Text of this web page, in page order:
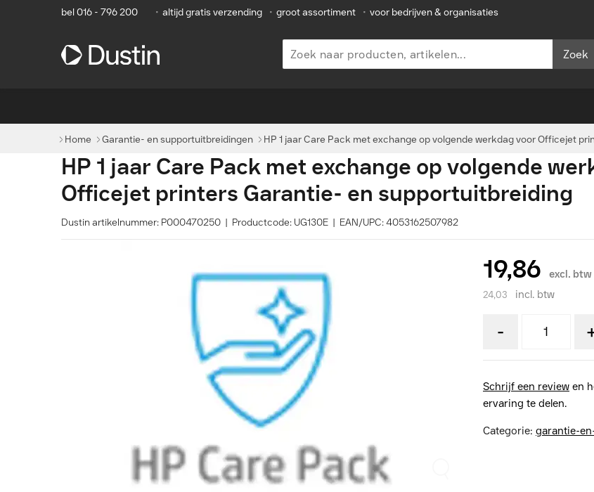
bel 016 - 796 200 • altijd gratis verzending • groot assortiment • voor bedrijven & organisaties
Zoek
Home Garantie- en supportuitbreidingen HP 1 jaar Care Pack met exchange op volgende werkdag voor Officejet
HP 1 jaar Care Pack met exchange op volgende
Officejet printers Garantie- en supportuitbreiding
Dustin artikelnummer: P000470250 | Productcode: UG130E | EAN/UPC: 4053162507982
19,86 excl. btw
24,03 incl. btw
-
Schrijf een review en
ervaring te delen.
Categorie: garantie-